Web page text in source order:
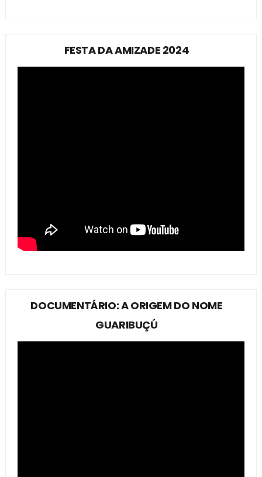
FESTA DA AMIZADE 2024
DOCUMENTÁRIO: A ORIGEM DO NOME
GUARIBUÇÚ